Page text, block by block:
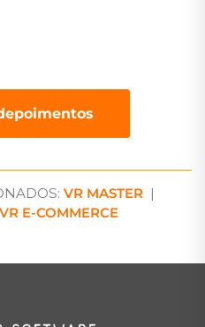
VR MASTER|
VR E-COMMERCE